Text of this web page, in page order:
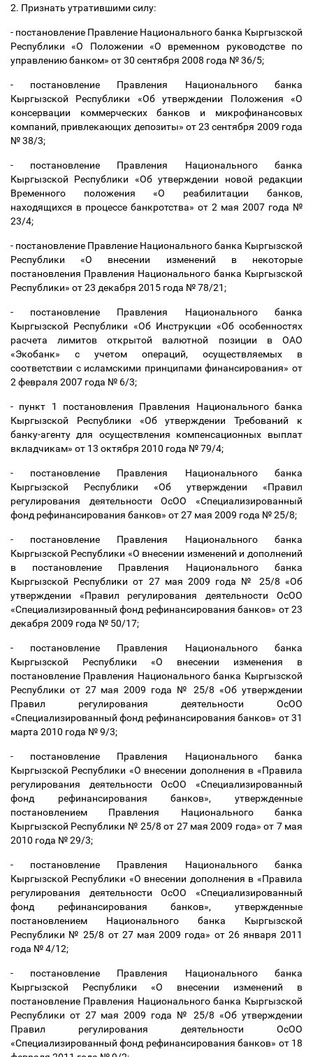
2. Признать утратившими силу:
- постановление Правление Национального банка Кыргызской
Республики «О Положении «О временном руководстве по
управлению банком» от 30 сентября 2008 года № 36/5;
- постановление Правления Национального банка
Кыргызской Республики «Об утверждении Положения «О
консервации коммерческих банков и микрофинансовых
компаний, привлекающих депозиты» от 23 сентября 2009 года
№ 38/3;
- постановление Правления Национального банка
Кыргызской Республики «Об утверждении новой редакции
Временного положения «О реабилитации банков,
находящихся в процессе банкротства» от 2 мая 2007 года №
23/4;
- постановление Правление Национального банка Кыргызской
Республики «О внесении изменений в некоторые
постановления Правления Национального банка Кыргызской
Республики» от 23 декабря 2015 года № 78/21;
- постановление Правления Национального банка
Кыргызской Республики «Об Инструкции «Об особенностях
расчета лимитов открытой валютной позиции в ОАО
«Экобанк» с учетом операций, осуществляемых в
соответствии с исламскими принципами финансирования» от
2 февраля 2007 года № 6/3;
- пункт 1 постановления Правления Национального банка
Кыргызской Республики «Об утверждении Требований к
банку-агенту для осуществления компенсационных выплат
вкладчикам» от 13 октября 2010 года № 79/4;
- постановление Правления Национального банка
Кыргызской Республики «Об утверждении «Правил
регулирования деятельности ОсОО «Специализированный
фонд рефинансирования банков» от 27 мая 2009 года № 25/8;
- постановление Правления Национального банка
Кыргызской Республики «О внесении изменений и дополнений
в постановление Правления Национального банка
Кыргызской Республики от 27 мая 2009 года № 25/8 «Об
утверждении «Правил регулирования деятельности ОсОО
«Специализированный фонд рефинансирования банков» от 23
декабря 2009 года № 50/17;
- постановление Правления Национального банка
Кыргызской Республики «О внесении изменения в
постановление Правления Национального банка Кыргызской
Республики от 27 мая 2009 года № 25/8 «Об утверждении
Правил регулирования деятельности ОсОО
«Специализированный фонд рефинансирования банков» от 31
марта 2010 года № 9/3;
- постановление Правления Национального банка
Кыргызской Республики «О внесении дополнения в «Правила
регулирования деятельности ОсОО «Специализированный
фонд рефинансирования банков», утвержденные
постановлением Правления Национального банка
Кыргызской Республики № 25/8 от 27 мая 2009 года» от 7 мая
2010 года № 29/3;
- постановление Правления Национального банка
Кыргызской Республики «О внесении дополнения в «Правила
регулирования деятельности ОсОО «Специализированный
фонд рефинансирования банков», утвержденные
постановлением Национального банка Кыргызской
Республики № 25/8 от 27 мая 2009 года» от 26 января 2011
года № 4/12;
- постановление Правления Национального банка
Кыргызской Республики «О внесении изменений в
постановление Правления Национального банка Кыргызской
Республики от 27 мая 2009 года № 25/8 «Об утверждении
Правил регулирования деятельности ОсОО
«Специализированный фонд рефинансирования банков» от 18